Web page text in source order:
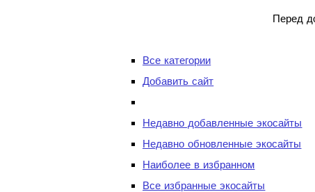
Перед
Все категории
Добавить сайт
Недавно добавленные экосайты
Недавно обновленные экосайты
Наиболее в избранном
Все избранные экосайты